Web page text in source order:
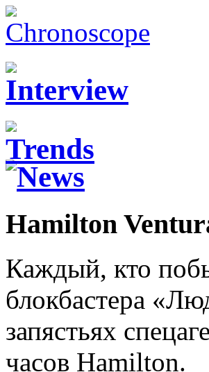
Hamilton
Каждый, кто
блокбастера
запястьях
часов Hamilton.